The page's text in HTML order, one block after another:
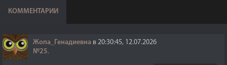
КОММЕНТАРИИ
Жопа_Генадиевна в 20:30:45, 12.07.2026
№25,